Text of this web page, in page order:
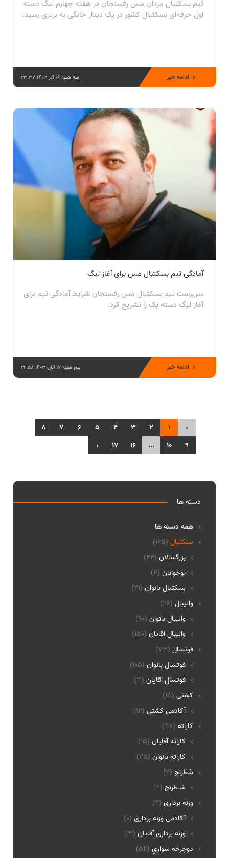
تیم بسکتبال مردان مس رفسنجان در هفته چهارم لیگ دسته
اول حرفه‌ای بسکتبال کشور در یک دیدار خانگی به برتری رسید.
سه شنبه 06 آذر 1403 23:37 ادامه خبر
آمادگی تیم بسکتبال مس برای آغاز لیگ
سرپرست تیم بسکتبال مس رفسنجان شرایط آمادگی تیم برای
آغاز لیگ دسته یک را تشریح کرد.
پنج شنبه 17 آبان 1403 22:58 ادامه خبر
‹
1
2
3
4
5
6
7
8
9
10
...
16
17
›
دسته ها
همه دسته ها
(165) بسکتبال
بزرگسالان (44)
نوجوانان (2)
بسکتبال بانوان (21)
(116) والیبال
واليبال بانوان (90)
واليبال اقايان (150)
(73) فوتسال
فوتسال بانوان (105)
فوتسال اقايان (3)
(18) کشتی
آکادمی کشتی (12)
(48) کاراته
کاراته آقایان (15)
کاراته بانوان (25)
(2) شطرنج
شـطرنج (2)
(4) وزنه برداری
آکادمی وزنه برداری (0)
وزنه برداری آقایان (3)
(54) دوچرخه سواري